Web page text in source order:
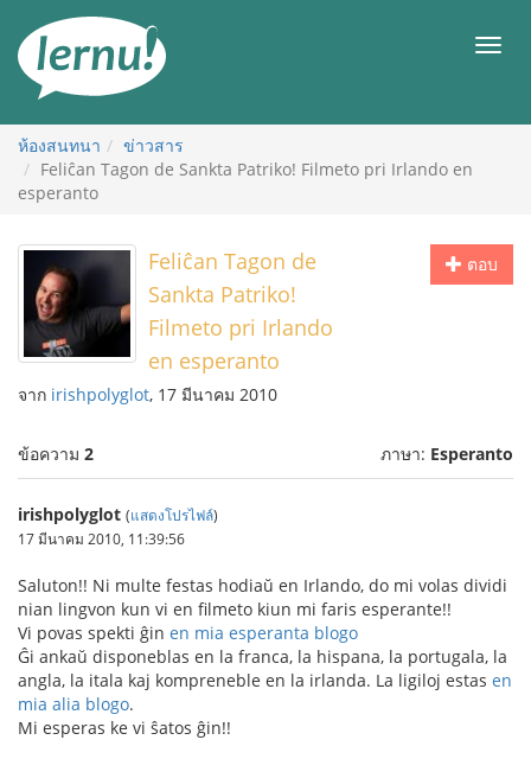
สารบัญ
เมนู
ห้องสนทนา
ข่าวสาร
Feliĉan Tagon de Sankta Patriko! Filmeto pri Irlando en
esperanto
ตอบ
Feliĉan Tagon de
Sankta Patriko!
Filmeto pri Irlando
en esperanto
จาก irishpolyglot, 17 มีนาคม 2010
ข้อความ 2 ภาษา: Esperanto
irishpolyglot (แสดงโปรไฟล์)
17 มีนาคม 2010, 11:39:56
Saluton!! Ni multe festas hodiaŭ en Irlando, do mi volas dividi
nian lingvon kun vi en filmeto kiun mi faris esperante!!
Vi povas spekti ĝin en mia esperanta blogo
Ĝi ankaŭ disponeblas en la franca, la hispana, la portugala, la
angla, la itala kaj kompreneble en la irlanda. La ligiloj estas en
mia alia blogo.
Mi esperas ke vi ŝatos ĝin!!